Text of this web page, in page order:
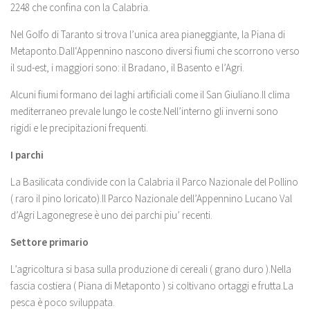
2248 che confina con la Calabria.
Nel Golfo di Taranto si trova l’unica area pianeggiante, la Piana di
Metaponto.Dall‘Appennino nascono diversi fiumi che scorrono verso
il sud-est, i maggiori sono: il Bradano, il Basento e l’Agri.
Alcuni fiumi formano dei laghi artificiali come il San Giuliano.Il clima
mediterraneo prevale lungo le coste.Nell’interno gli inverni sono
rigidi e le precipitazioni frequenti.
I parchi
La Basilicata condivide con la Calabria il Parco Nazionale del Pollino
( raro il pino loricato).Il Parco Nazionale dell’Appennino Lucano Val
d’Agri Lagonegrese è uno dei parchi piu’ recenti.
Settore primario
L’agricoltura si basa sulla produzione di cereali ( grano duro ).Nella
fascia costiera ( Piana di Metaponto ) si coltivano ortaggi e frutta.La
pesca è poco sviluppata.